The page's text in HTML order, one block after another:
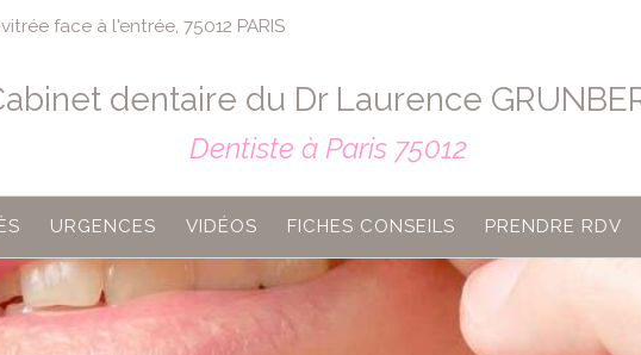
face à l'entrée, 75012 PARIS
dentaire du Dr Laurence
Dentiste à Paris 75012
URGENCES VIDÉOS FICHES CONSEILS PRENDRE RDV